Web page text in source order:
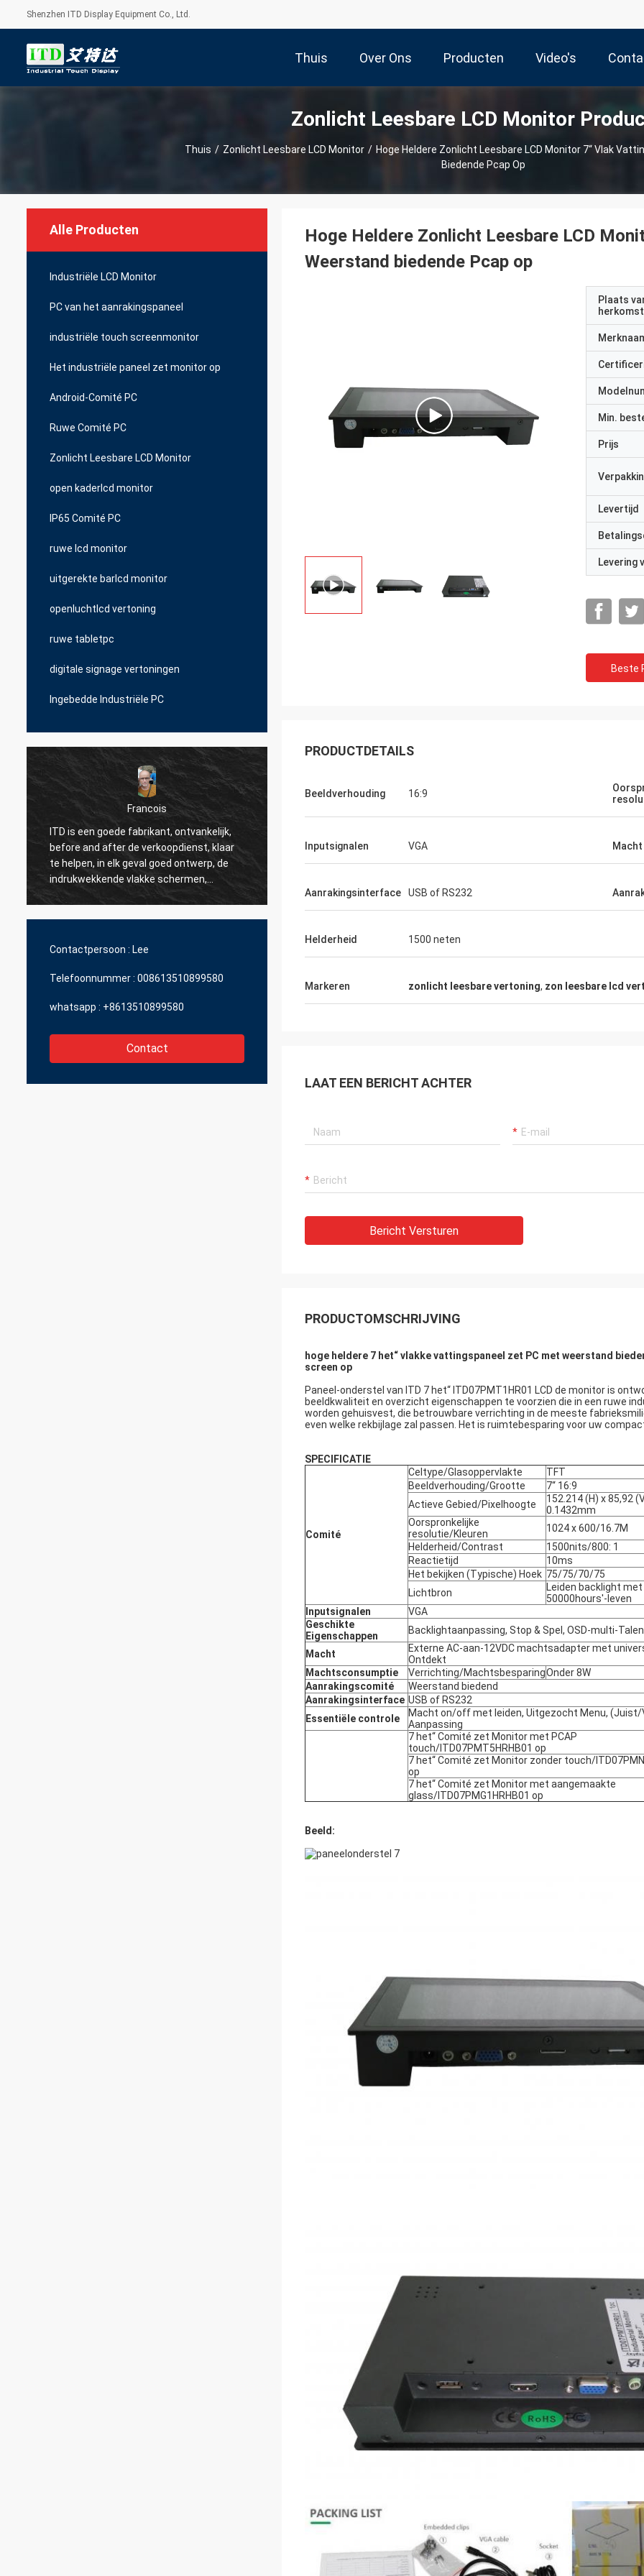
Shenzhen ITD Display Equipment Co., Ltd.
Thuis Over Ons Producten Video's
Zonlicht Leesbare LCD Monitor
Thuis / Zonlicht Leesbare LCD Monitor / Hoge Heldere Zonlicht Leesbare LCD Monitor 7“ Vlak
Biedende Pcap Op
Alle Producten
Industriële LCD Monitor
PC van het aanrakingspaneel
industriële touch screenmonitor
Het industriële paneel zet monitor op
Android-Comité PC
Ruwe Comité PC
Zonlicht Leesbare LCD Monitor
open kaderlcd monitor
IP65 Comité PC
ruwe lcd monitor
uitgerekte barlcd monitor
openluchtlcd vertoning
ruwe tabletpc
digitale signage vertoningen
Ingebedde Industriële PC
ITD is een goede fabrikant, ontvankelijk,
before and after de verkoopdienst, klaar
te helpen, in elk geval goed ontwerp, de
indrukwekkende vlakke schermen,
betrouwbare producten.
ITD is een genoegen om te werken met en
een getaxeerde strategische partner. Hun
team (Jessie) is zeer ontvankelijk en snel
om onze eigen klanten te steunen of aan
updates samen te werken. De producten
over vele industrieën. Wij verheugen ons
op samen het doen van meer zaken!
configuraties van industriële
touchscreen, monitor en
kleine hoeveelheden verstrekt. Wij
vele eenheden in industriële
ITD is snel in ordeverwerking en
Contactpersoon : Lee
Telefoonnummer : 008613510899580
whatsapp : +8613510899580
Contact
Hoge Heldere Zonlicht Leesbare LCD
Weerstand biedende Pcap op
Plaats
herkomst
Min.
Prijs
Levertijd
Levering
Beste
PRODUCTDETAILS
Beeldverhouding 16:9
Inputsignalen VGA Macht
Aanrakingsinterface USB of RS232
Helderheid 1500 neten
Markeren zonlicht leesbare vertoning, zon leesbare lcd
LAAT EEN BERICHT ACHTER
Bericht Versturen
PRODUCTOMSCHRIJVING
hoge heldere 7 het“ vlakke vattingspaneel zet PC met weerstand
screen op
Paneel-onderstel van ITD 7 het“ ITD07PMT1HR01 LCD de monitor is
beeldkwaliteit en overzicht eigenschappen te voorzien die in een ruwe
worden gehuisvest, die betrouwbare verrichting in de meeste
even welke rekbijlage zal passen. Het is ruimtebesparing voor uw
SPECIFICATIE
Comité
Celtype/Glasoppervlakte
TFT
Beeldverhouding/Grootte
7“ 16:9
Actieve Gebied/Pixelhoogte
152.214 (H) x 85,92
0.1432mm
Oorspronkelijke
resolutie/Kleuren
1024 x 600/16.7M
Helderheid/Contrast
1500nits/800: 1
Reactietijd
10ms
Het bekijken (Typische) Hoek 75/75/70/75
Lichtbron
Leiden backlight met
50000hours'-leven
Inputsignalen
VGA
Geschikte
Eigenschappen
Backlightaanpassing, Stop & Spel, OSD-multi-Talen
Macht
Externe AC-aan-12VDC machtsadapter met
Ontdekt
Machtsconsumptie
Verrichting/MachtsbesparingOnder 8W
Aanrakingscomité
Weerstand biedend
Aanrakingsinterface USB of RS232
Essentiële controle
Macht on/off met leiden, Uitgezocht Menu, (Juist/
Aanpassing
7 het“ Comité zet Monitor met PCAP
touch/ITD07PMT5HRHB01 op
7 het“ Comité zet Monitor zonder touch/
op
7 het“ Comité zet Monitor met aangemaakte
glass/ITD07PMG1HRHB01 op
Beeld: